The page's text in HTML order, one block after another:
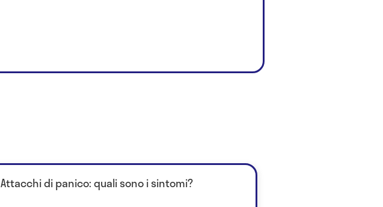
Attacchi di panico: quali sono i sintomi?